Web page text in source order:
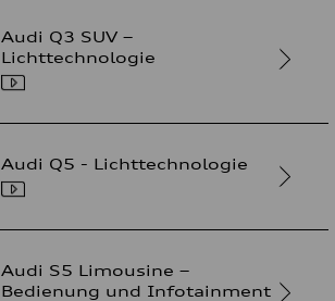
Audi Q3 SUV –
Lichttechnologie
Audi Q5 - Lichttechnologie
Audi S5 Limousine –
Bedienung und Infotainment